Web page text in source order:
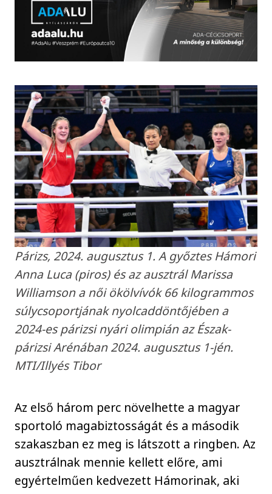
Párizs, 2024. augusztus 1. A győztes Hámori
Anna Luca (piros) és az ausztrál Marissa
Williamson a női ökölvívók 66 kilogrammos
súlycsoportjának nyolcaddöntőjében a
2024-es párizsi nyári olimpián az Észak-
párizsi Arénában 2024. augusztus 1-jén.
MTI/Illyés Tibor
Az első három perc növelhette a magyar
sportoló magabiztosságát és a második
szakaszban ez meg is látszott a ringben. Az
ausztrálnak mennie kellett előre, ami
egyértelműen kedvezett Hámorinak, aki